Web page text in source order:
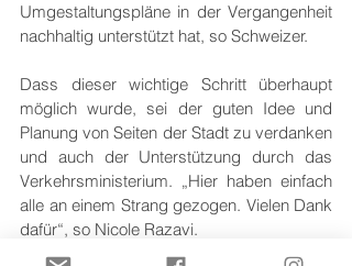
Umgestaltungspläne in der Vergangenheit
nachhaltig unterstützt hat, so Schweizer.
Dass dieser wichtige Schritt überhaupt
möglich wurde, sei der guten Idee und
Planung von Seiten der Stadt zu verdanken
und auch der Unterstützung durch das
Verkehrsministerium. „Hier haben einfach
alle an einem Strang gezogen. Vielen Dank
dafür“, so Nicole Razavi.